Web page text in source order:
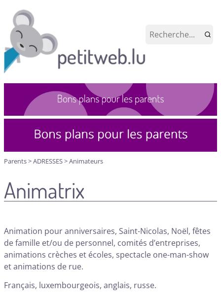
Parents>ADRESSES>Animateurs
Animatrix
Animation pour anniversaires, Saint-Nicolas, Noël, fêtes
de famille et/ou de personnel, comités d’entreprises,
animations crèches et écoles, spectacle one-man-show
et animations de rue.
Français, luxembourgeois, anglais, russe.